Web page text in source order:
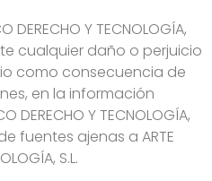
DERECHO Y TECNOLOGÍA,
cualquier daño o perjuicio
como consecuencia de
en la información
DERECHO Y TECNOLOGÍA,
fuentes ajenas a ARTE
S.L.